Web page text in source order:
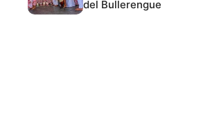
del Bullerengue